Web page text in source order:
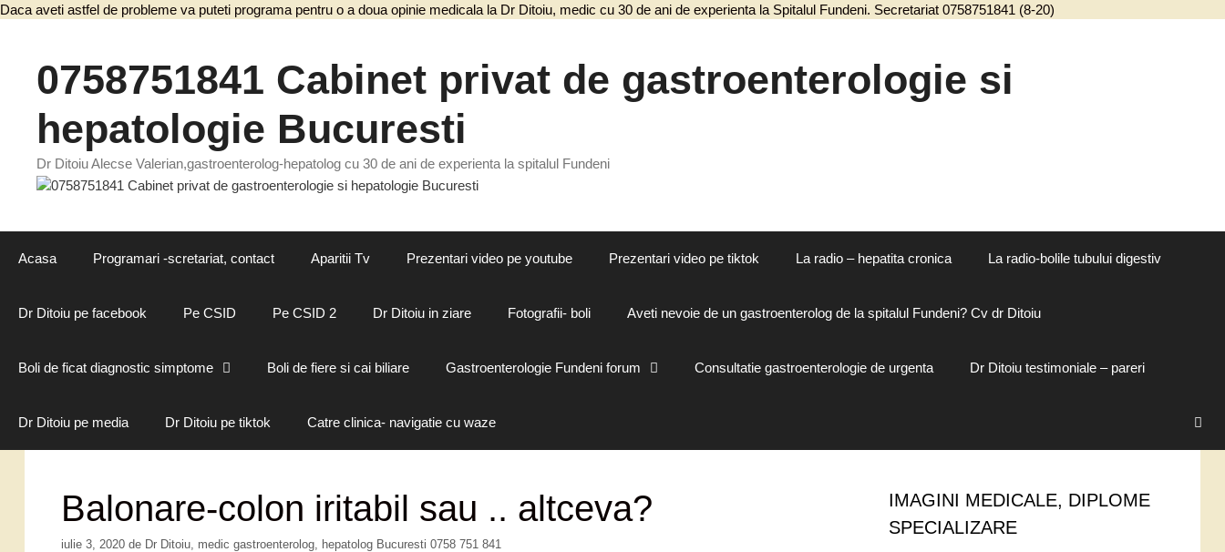
Daca aveti astfel de probleme va puteti programa pentru o a doua opinie medicala la Dr Ditoiu, medic cu 30 de ani de experienta la Spitalul Fundeni. Secretariat 0758751841 (8-20)
0758751841 Cabinet privat de gastroenterologie si
hepatologie Bucuresti
Dr Ditoiu Alecse Valerian,gastroenterolog-hepatolog cu 30 de ani de experienta la spitalul Fundeni
Acasa Programari -scretariat, contact Aparitii Tv Prezentari video pe youtube Prezentari video pe tiktok La radio – hepatita cronica La radio-bolile tubului digestiv
Dr Ditoiu pe facebook Pe CSID Pe CSID 2 Dr Ditoiu in ziare Fotografii- boli Aveti nevoie de un gastroenterolog de la spitalul Fundeni? Cv dr Ditoiu
Boli de ficat diagnostic simptome Boli de fiere si cai biliare Gastroenterologie Fundeni forum Consultatie gastroenterologie de urgenta Dr Ditoiu testimoniale – pareri
Dr Ditoiu pe media Dr Ditoiu pe tiktok Catre clinica- navigatie cu waze
Balonare-colon iritabil sau .. altceva?
iulie 3, 2020 de Dr Ditoiu, medic gastroenterolog, hepatolog Bucuresti 0758 751 841
IMAGINI MEDICALE, DIPLOME
SPECIALIZARE